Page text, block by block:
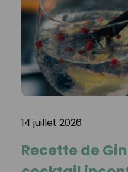
14 juillet 2026
Recette de